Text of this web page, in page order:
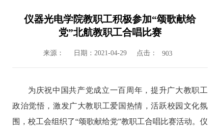
仪器光电学院教职工积极参加“颂歌献给
党”北航教职工合唱比赛
来源： 日期：2021-04-29 点击： 903
为庆祝中国共产党成立一百周年，提升广大教职工
政治觉悟，激发广大教职工爱国热情，活跃校园文化氛
围，校工会组织了“颂歌献给党”教职工合唱比赛活动。仪